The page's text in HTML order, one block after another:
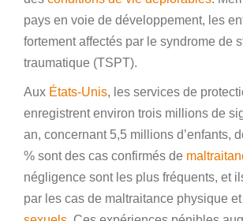
pays en voie de développement, les
fortement affectés par le syndrome de
traumatique (TSPT).
Aux États-Unis, les services de
enregistrent environ trois millions de
an, concernant 5,5 millions d’enfants,
% sont des cas confirmés de
négligence sont les plus fréquents, et
par les cas de maltraitance physique et